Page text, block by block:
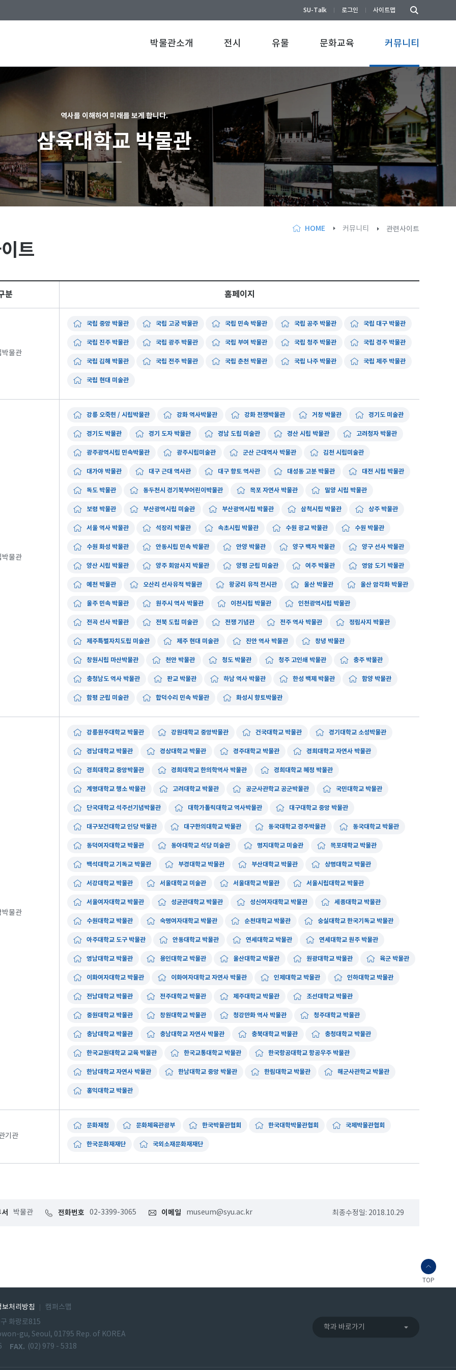
SU-Talk 로그인 사이트맵
박물관소개 전시 유물 문화교육 커뮤니티
역사를 이해하여 미래를 보게 합니다.
삼육대학교 박물관
HOME 커뮤니티 관련사이트
트
분 홈페이지
박물관
국립 중앙 박물관 국립 고궁 박물관 국립 민속 박물관 국립 공주 박물관 국립 대구 박물관
국립 진주 박물관 국립 광주 박물관 국립 부여 박물관 국립 청주 박물관 국립 경주 박물관
국립 김해 박물관 국립 전주 박물관 국립 춘천 박물관 국립 나주 박물관 국립 제주 박물관
국립 현대 미술관
박물관
강릉 오죽헌 / 시립박물관 강화 역사박물관 강화 전쟁박물관 거창 박물관 경기도 미술관
경기도 박물관 경기 도자 박물관 경남 도립 미술관 경산 시립 박물관 고려청자 박물관
광주광역시립 민속박물관 광주시립미술관 군산 근대역사 박물관 김천 시립미술관
대가야 박물관 대구 근대 역사관 대구 향토 역사관 대성동 고분 박물관 대전 시립 박물관
독도 박물관 동두천시 경기북부어린이박물관 목포 자연사 박물관 밀양 시립 박물관
보령 박물관 부산광역시립 미술관 부산광역시립 박물관 삼척시립 박물관 상주 박물관
서울 역사 박물관 석장리 박물관 속초시립 박물관 수원 광교 박물관 수원 박물관
수원 화성 박물관 안동시립 민속 박물관 안양 박물관 양구 백자 박물관 양구 선사 박물관
양산 시립 박물관 양주 회암사지 박물관 양평 군립 미술관 여주 박물관 영암 도기 박물관
예천 박물관 오산리 선사유적 박물관 왕궁리 유적 전시관 울산 박물관 울산 암각화 박물관
울주 민속 박물관 원주시 역사 박물관 이천시립 박물관 인천광역시립 박물관
전곡 선사 박물관 전북 도립 미술관 전쟁 기념관 전주 역사 박물관 정림사지 박물관
제주특별자치도립 미술관 제주 현대 미술관 진안 역사 박물관 창녕 박물관
창원시립 마산박물관 천안 박물관 청도 박물관 청주 고인쇄 박물관 충주 박물관
충청남도 역사 박물관 판교 박물관 하남 역사 박물관 한성 백제 박물관 함양 박물관
함평 군립 미술관 합덕수리 민속 박물관 화성시 향토박물관
박물관
강릉원주대학교 박물관 강원대학교 중앙박물관 건국대학교 박물관 경기대학교 소성박물관
경남대학교 박물관 경상대학교 박물관 경주대학교 박물관 경희대학교 자연사 박물관
경희대학교 중앙박물관 경희대학교 한의학역사 박물관 경희대학교 혜정 박물관
계명대학교 행소 박물관 고려대학교 박물관 공군사관학교 공군박물관 국민대학교 박물관
단국대학교 석주선기념박물관 대학가톨릭대학교 역사박물관 대구대학교 중앙 박물관
대구보건대학교 인당 박물관 대구한의대학교 박물관 동국대학교 경주박물관 동국대학교 박물관
동덕여자대학교 박물관 동아대학교 석당 미술관 명지대학교 미술관 목포대학교 박물관
백석대학교 기독교 박물관 부경대학교 박물관 부산대학교 박물관 상명대학교 박물관
서강대학교 박물관 서울대학교 미술관 서울대학교 박물관 서울시립대학교 박물관
서울여자대학교 박물관 성균관대학교 박물관 성신여자대학교 박물관 세종대학교 박물관
수원대학교 박물관 숙명여자대학교 박물관 순천대학교 박물관 숭실대학교 한국기독교 박물관
아주대학교 도구 박물관 안동대학교 박물관 연세대학교 박물관 연세대학교 원주 박물관
영남대학교 박물관 용인대학교 박물관 울산대학교 박물관 원광대학교 박물관 육군 박물관
이화여자대학교 박물관 이화여자대학교 자연사 박물관 인제대학교 박물관 인하대학교 박물관
전남대학교 박물관 전주대학교 박물관 제주대학교 박물관 조선대학교 박물관
중원대학교 박물관 창원대학교 박물관 청강만화 역사 박물관 청주대학교 박물관
충남대학교 박물관 충남대학교 자연사 박물관 충북대학교 박물관 충청대학교 박물관
한국교원대학교 교육 박물관 한국교통대학교 박물관 한국항공대학교 항공우주 박물관
한남대학교 자연사 박물관 한남대학교 중앙 박물관 한림대학교 박물관 해군사관학교 박물관
홍익대학교 박물관
기관
문화재청 문화체육관광부 한국박물관협회 한국대학박물관협회 국제박물관협회
한국문화재재단 국외소재문화재재단
박물관 전화번호 02-3399-3065 이메일 museum@syu.ac.kr 최종수정일: 2018.10.29
TOP
보처리방침
캠퍼스맵
화랑로815
gu, Seoul, 01795 Rep. of KOREA
FAX. (02) 979 - 5318
학과 바로가기